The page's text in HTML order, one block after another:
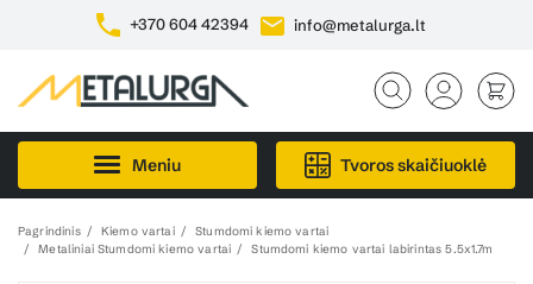
+370 604 42394 info@metalurga.lt
Meniu Tvoros skaičiuoklė
Pagrindinis Kiemo vartai
Stumdomi kiemo vartai
Metaliniai Stumdomi kiemo vartai
Stumdomi kiemo vartai labirintas 5.5x1.7m